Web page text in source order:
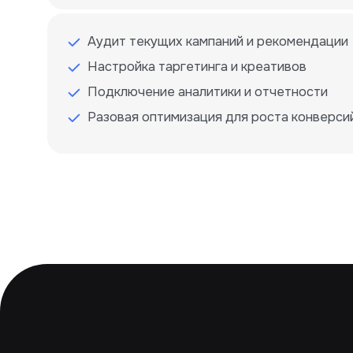
Аудит текущих кампаний и рекомендации
Настройка таргетинга и креативов
Подключение аналитики и отчетности
Разовая оптимизация для роста